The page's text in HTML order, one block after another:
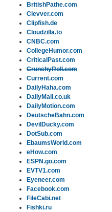
BritishPathe.com
Clevver.com
Clipfish.de
Cloudzilla.to
CNBC.com
CollegeHumor.com
CriticalPast.com
CrunchyRoll.com
Current.com
DailyHaha.com
DailyMail.co.uk
DailyMotion.com
DeutscheBahn.com
DevilDucky.com
DotSub.com
EbaumsWorld.com
eHow.com
ESPN.go.com
EVTV1.com
Eyeneer.com
Facebook.com
FileCabi.net
Fishki.ru